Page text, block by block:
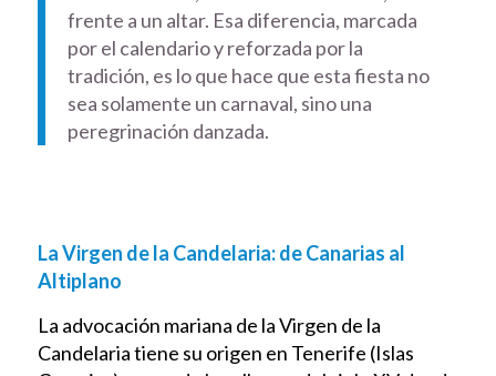
frente a un altar. Esa diferencia, marcada
por el calendario y reforzada por la
tradición, es lo que hace que esta fiesta no
sea solamente un carnaval, sino una
peregrinación danzada.
La Virgen de la Candelaria: de Canarias al
Altiplano
La advocación mariana de la Virgen de la
Candelaria tiene su origen en Tenerife (Islas